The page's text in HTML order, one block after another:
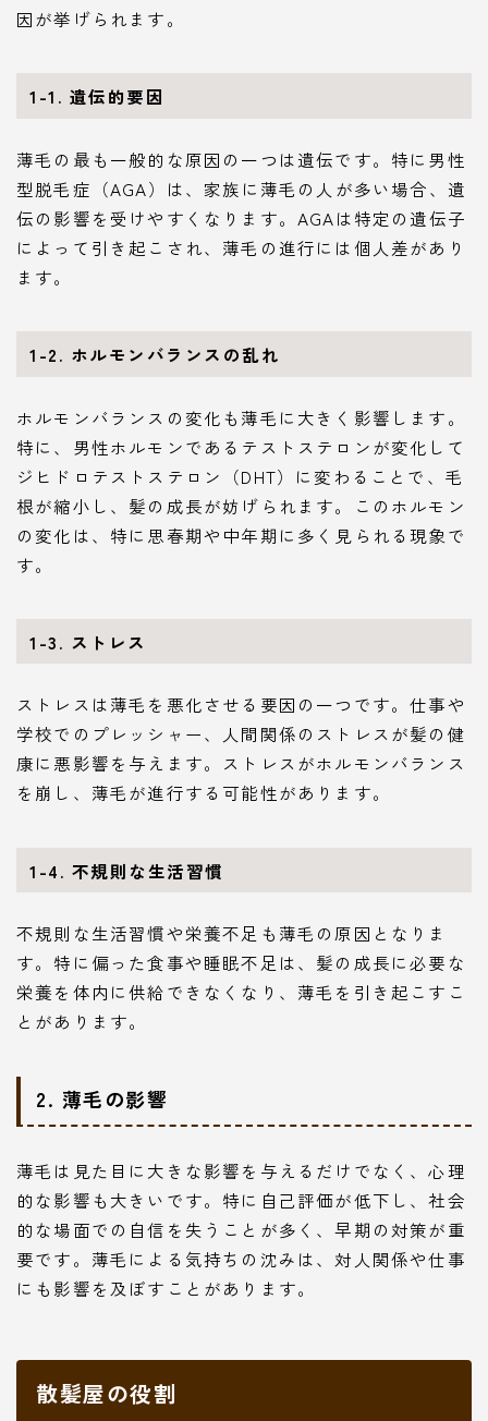
因が挙げられます。
1-1. 遺伝的要因
薄毛の最も一般的な原因の一つは遺伝です。特に男性
型脱毛症（AGA）は、家族に薄毛の人が多い場合、遺
伝の影響を受けやすくなります。AGAは特定の遺伝子
によって引き起こされ、薄毛の進行には個人差があり
ます。
1-2. ホルモンバランスの乱れ
ホルモンバランスの変化も薄毛に大きく影響します。
特に、男性ホルモンであるテストステロンが変化して
ジヒドロテストステロン（DHT）に変わることで、毛
根が縮小し、髪の成長が妨げられます。このホルモン
の変化は、特に思春期や中年期に多く見られる現象で
す。
1-3. ストレス
ストレスは薄毛を悪化させる要因の一つです。仕事や
学校でのプレッシャー、人間関係のストレスが髪の健
康に悪影響を与えます。ストレスがホルモンバランス
を崩し、薄毛が進行する可能性があります。
1-4. 不規則な生活習慣
不規則な生活習慣や栄養不足も薄毛の原因となりま
す。特に偏った食事や睡眠不足は、髪の成長に必要な
栄養を体内に供給できなくなり、薄毛を引き起こすこ
とがあります。
2. 薄毛の影響
薄毛は見た目に大きな影響を与えるだけでなく、心理
的な影響も大きいです。特に自己評価が低下し、社会
的な場面での自信を失うことが多く、早期の対策が重
要です。薄毛による気持ちの沈みは、対人関係や仕事
にも影響を及ぼすことがあります。
散髪屋の役割